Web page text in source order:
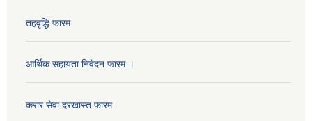
तहवृद्धि फारम
आर्थिक सहायता निवेदन फारम ।
करार सेवा दरखास्त फारम